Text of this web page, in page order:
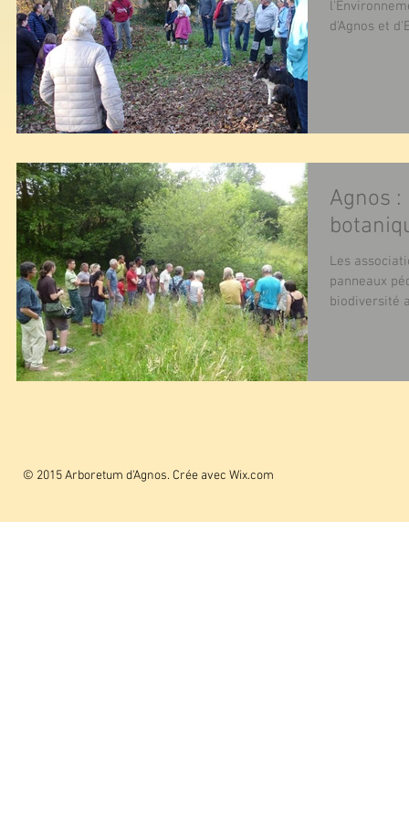
d'Agnos et
Agnos
Les
panneaux
biodiversité
© 2015 Arboretum d'Agnos. Crée avec Wix.com